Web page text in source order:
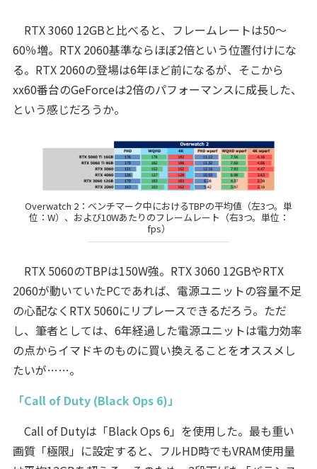
RTX 3060 12GBと比べると、フレームレートは50〜
60％増。RTX 2060基準ならほぼ2倍という位置付けにな
る。RTX 2060の登場は6年ほど前になるが、そこから
xx60番台のGeForceは2倍のパフォーマンスに成長した、
という感じだろうか。
Overwatch 2：ベンチマーク中におけるTBPの平均値（左3つ。単
位：W）、および10Wあたりのフレームレート（右3つ。単位：
fps）
RTX 5060のTBPは150W強。RTX 3060 12GBやRTX
2060が動いていたPCであれば、電源ユニットの容量不足
の心配なくRTX 5060にリプレースできるだろう。ただ
し、筆者としては、6年経過した電源ユニットは電力効率
の点からイマドキのものに買い換えることをオススメし
たいが……。
「Call of Duty (Black Ops 6)」
Call of Dutyは「Black Ops 6」を使用した。最も重い
画質「極限」に設定すると、フルHD時でもVRAM使用量